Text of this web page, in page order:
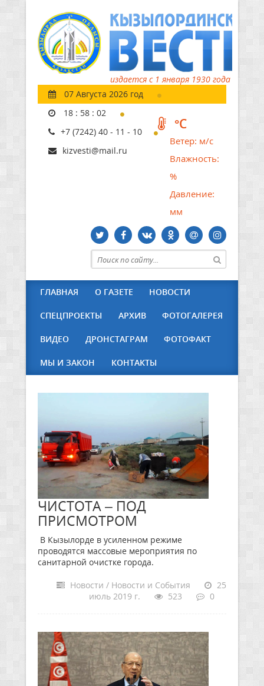
издается с 1 января 1930 года
07 Августа 2026 год
18 : 58 : 03
+7 (7242) 40 - 11 - 10
kizvesti@mail.ru
°C
Ветер: м/с
Влажность:
%
Давление:
мм
ГЛАВНАЯ О ГАЗЕТЕ НОВОСТИ
СПЕЦПРОЕКТЫ АРХИВ ФОТОГАЛЕРЕЯ
ВИДЕО ДРОНСТАГРАМ ФОТОФАКТ
МЫ И ЗАКОН КОНТАКТЫ
ЧИСТОТА – ПОД
ПРИСМОТРОМ
В Кызылорде в усиленном режиме
проводятся массовые мероприятия по
санитарной очистке города.
Новости / Новости и События
25
июль 2019 г.
523 0